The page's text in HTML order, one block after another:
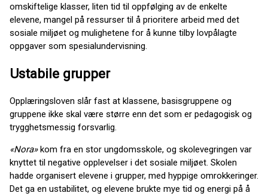
omskiftelige klasser, liten tid til oppfølging av de enkelte
elevene, mangel på ressurser til å prioritere arbeid med det
sosiale miljøet og mulighetene for å kunne tilby lovpålagte
oppgaver som spesialundervisning.
Ustabile grupper
Opplæringsloven slår fast at klassene, basisgruppene og
gruppene ikke skal være større enn det som er pedagogisk og
trygghetsmessig forsvarlig.
«Nora»kom fra en stor ungdomsskole, og skolevegringen var
knyttet til negative opplevelser i det sosiale miljøet. Skolen
hadde organisert elevene i grupper, med hyppige omrokkeringer.
Det ga en ustabilitet, og elevene brukte mye tid og energi på å